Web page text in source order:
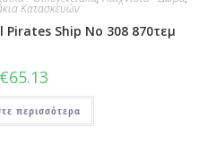
Κατασκευών
Ship No 308 870τεμ
€65.13
περισσότερα